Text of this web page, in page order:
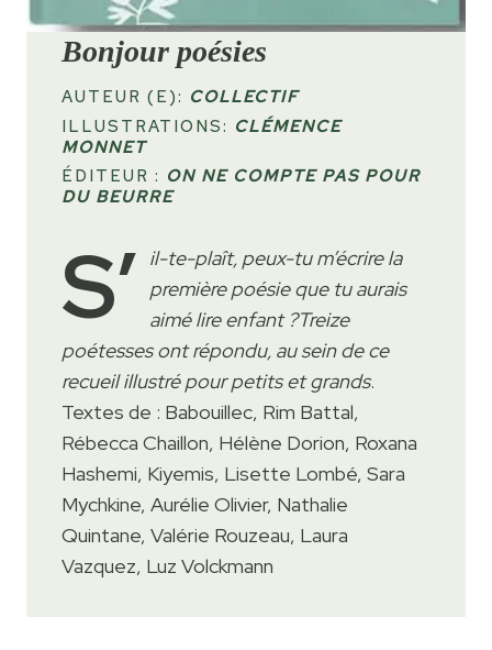
Bonjour poésies
AUTEUR (E): COLLECTIF
ILLUSTRATIONS: CLÉMENCE
MONNET
ÉDITEUR : ON NE COMPTE PAS POUR
DU BEURRE
S’ il-te-plaît, peux-tu m’écrire la
première poésie que tu aurais
aimé lire enfant ?Treize
poétesses ont répondu, au sein de ce
recueil illustré pour petits et grands.
Textes de : Babouillec, Rim Battal,
Rébecca Chaillon, Hélène Dorion, Roxana
Hashemi, Kiyemis, Lisette Lombé, Sara
Mychkine, Aurélie Olivier, Nathalie
Quintane, Valérie Rouzeau, Laura
Vazquez, Luz Volckmann